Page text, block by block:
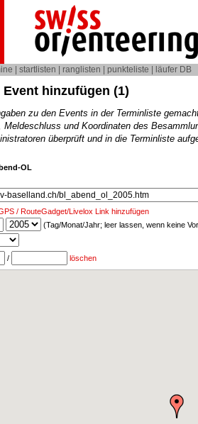
startlisten ranglisten punkteliste läufer DB
hinzufügen (1)
zu den Events in der Terminliste
und Koordinaten des
überprüft und in die Terminliste
OL
/ RouteGadget/Livelox Link hinzufügen
(Tag/Monat/Jahr; leer lassen, wenn keine
/ löschen